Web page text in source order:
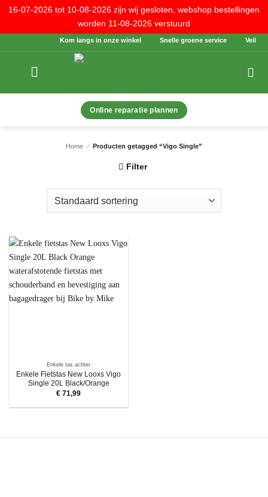
16-07-2026 tot 10-08-2026 zijn wij gesloten, webshop bestellingen
worden 11-08-2026 verstuurd
naar
Kom langs in onze winkel Snelle groene service Veilig
Online reparatie plannen
Home / Producten getagged “Vigo Single”
Filter
Enkele tas achter
Enkele Fietstas New Looxs Vigo
Single 20L Black/Orange
€ 71,99